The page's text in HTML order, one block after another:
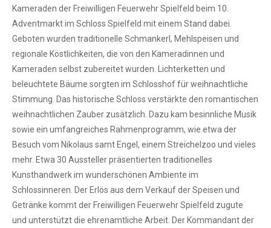
Kameraden der Freiwilligen Feuerwehr Spielfeld beim 10.
Adventmarkt im Schloss Spielfeld mit einem Stand dabei.
Geboten wurden traditionelle Schmankerl, Mehlspeisen und
regionale Köstlichkeiten, die von den Kameradinnen und
Kameraden selbst zubereitet wurden. Lichterketten und
beleuchtete Bäume sorgten im Schlosshof für weihnachtliche
Stimmung. Das historische Schloss verstärkte den romantischen
weihnachtlichen Zauber zusätzlich. Dazu kam besinnliche Musik
sowie ein umfangreiches Rahmenprogramm, wie etwa der
Besuch vom Nikolaus samt Engel, einem Streichelzoo und vieles
mehr. Etwa 30 Aussteller präsentierten traditionelles
Kunsthandwerk im wunderschönen Ambiente im
Schlossinneren. Der Erlös aus dem Verkauf der Speisen und
Getränke kommt der Freiwilligen Feuerwehr Spielfeld zugute
und unterstützt die ehrenamtliche Arbeit. Der Kommandant der